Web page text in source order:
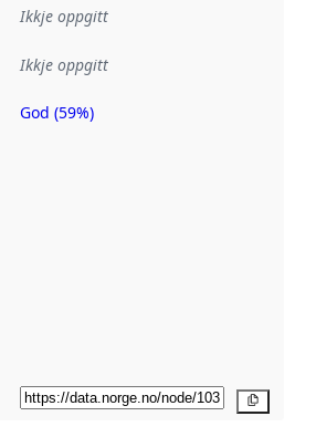
Ikkje oppgitt
Ikkje oppgitt
Metadatakvalitet
God (59%)